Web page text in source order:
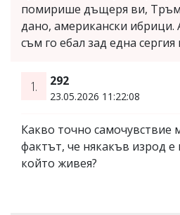
помирише дъщеря ви,
дано, американски
съм го ебал зад една сергия
1. 292
23.05.2026 11:22:08
Какво точно самочувствие
фактът, че някакъв изрод е
който живея?